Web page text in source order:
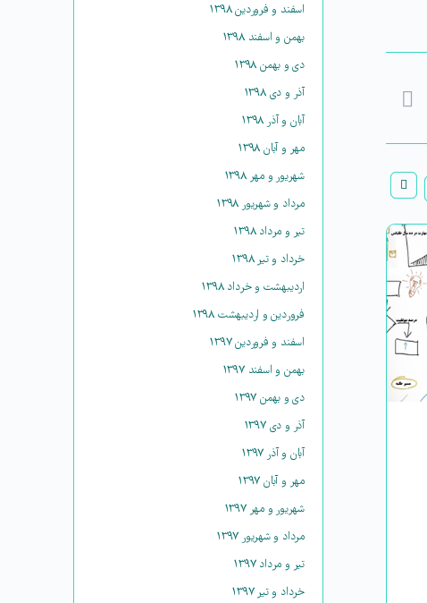
اسفند و فروردین ۱۳۹۸
بهمن و اسفند ۱۳۹۸
دی و بهمن ۱۳۹۸
آذر و دی ۱۳۹۸
آبان و آذر ۱۳۹۸
مهر و آبان ۱۳۹۸
شهریور و مهر ۱۳۹۸
مرداد و شهریور ۱۳۹۸
تیر و مرداد ۱۳۹۸
خرداد و تیر ۱۳۹۸
اردیبهشت و خرداد ۱۳۹۸
فروردین و اردیبهشت ۱۳۹۸
اسفند و فروردین ۱۳۹۷
بهمن و اسفند ۱۳۹۷
دی و بهمن ۱۳۹۷
آذر و دی ۱۳۹۷
آبان و آذر ۱۳۹۷
مهر و آبان ۱۳۹۷
شهریور و مهر ۱۳۹۷
مرداد و شهریور ۱۳۹۷
تیر و مرداد ۱۳۹۷
خرداد و تیر ۱۳۹۷